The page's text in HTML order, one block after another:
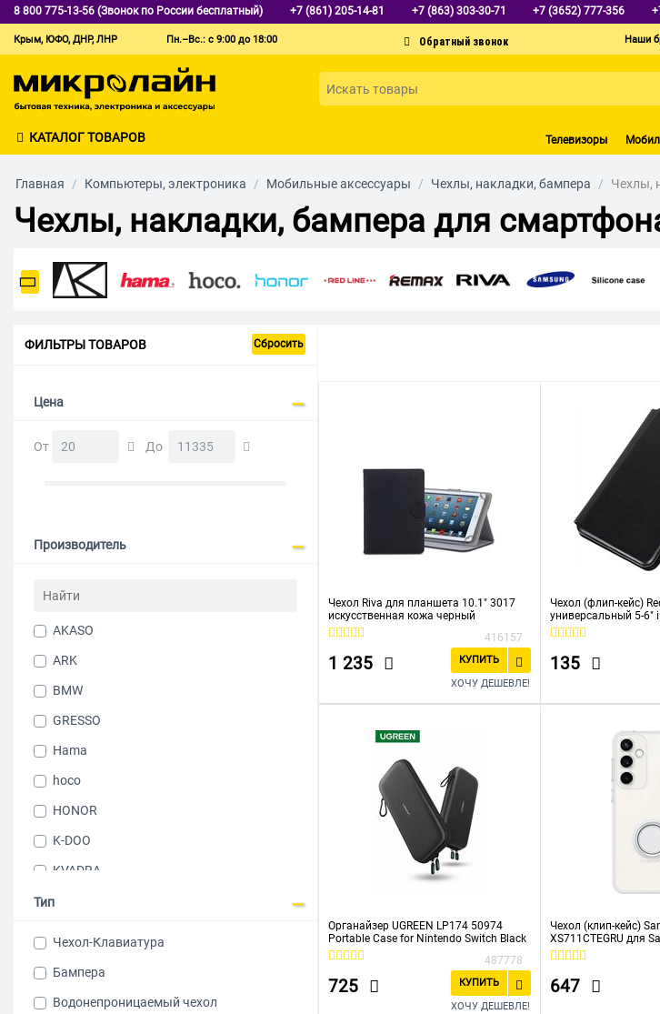
8 800 775-13-56 (Звонок по России бесплатный) +7 (861) 205-14-81 +7 (863) 303-30-71 +7 (3652) 777-356
Крым, ЮФО, ДНР, ЛНР Пн.–Вс.: с 9:00 до 18:00 Наши
КАТАЛОГ ТОВАРОВ Телевизоры
Главная / Компьютеры, электроника / Мобильные аксессуары / Чехлы, накладки, бампера / Чехлы,
Чехлы, накладки, бампера для
ФИЛЬТРЫ ТОВАРОВ Сбросить
Цена
От До
Производитель
AKASO
ARK
BMW
GRESSO
Hama
hoco
HONOR
K-DOO
KVADRA
Red Line
Тип
Чехол-Клавиатура
Бампера
Водонепроницаемый чехол
Чехол Riva для планшета 10.1" 3017
искусственная кожа черный
416157
1 235
КУПИТЬ
ХОЧУ ДЕШЕВЛЕ!
Чехол (флип-кейс)
универсальный 5-6"
черный
135
Органайзер UGREEN LP174 50974
Portable Case for Nintendo Switch Black
487778
725
КУПИТЬ
ХОЧУ ДЕШЕВЛЕ!
Чехол (клип-кейс)
XS711CTEGRU для
S23 FE Clear Gadget
647